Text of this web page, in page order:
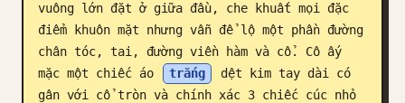
vuông lớn đặt ở giữa đầu, che khuất mọi đặc
điểm khuôn mặt nhưng vẫn để lộ một phần đường
chân tóc, tai, đường viền hàm và cổ. Cô ấy
mặc một chiếc áo
trắng
dệt kim tay dài có
gân với cổ tròn và chính xác 3 chiếc cúc nhỏ